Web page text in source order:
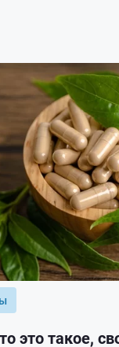
это такое,